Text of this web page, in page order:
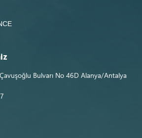
Bulvarı No 46D Alanya/Antalya